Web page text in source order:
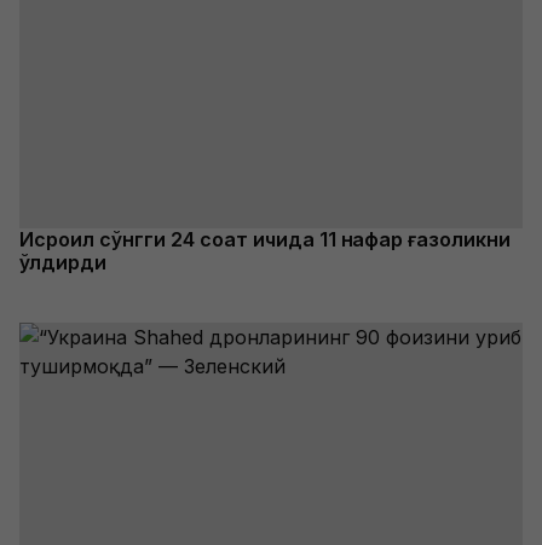
Исроил сўнгги 24 соат ичида 11 нафар ғазоликни
ўлдирди